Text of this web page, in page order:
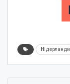
Нідерланди